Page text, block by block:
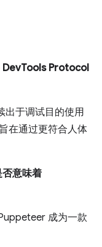
DevTools Protocol
出于调试目的使用
在通过更符合人体
意味着
成为一款